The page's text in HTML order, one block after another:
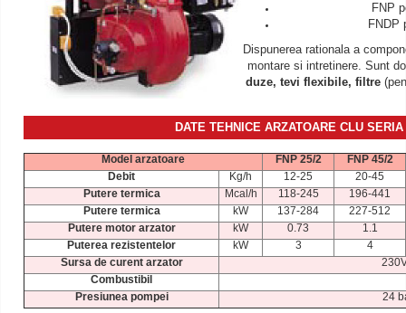
FNP
FNDP
Dispunerea rationala a
montare si intretinere. Sunt
duze, tevi flexibile, filtre
DATE TEHNICE ARZATOARE CLU
Model arzatoare FNP 25/2
FNP 45/2
Debit
Kg/h 12-25
20-45
Putere termica
Mcal/h 118-245
196-441
Putere termica
kW 137-284
227-512
Putere motor arzator
kW 0.73
1.1
Puterea rezistentelor
kW 3
4
Sursa de curent arzator
Combustibil
Presiunea pompei
24